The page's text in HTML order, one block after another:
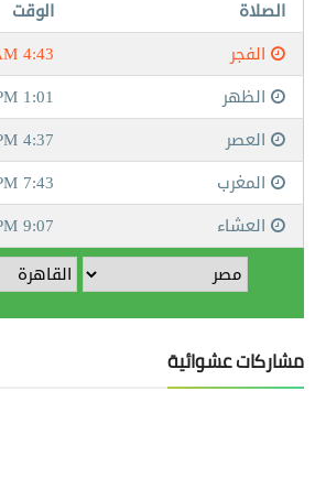
مشاركات عشوائية